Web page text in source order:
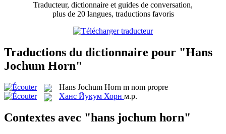
Traducteur, dictionnaire et guides de conversation,
plus de 20 langues, traductions favoris
Traductions du dictionnaire pour "Hans
Jochum Horn"
Hans Jochum Horn m nom propre
Ханс Йукум Хорн м.р.
Contextes avec "hans jochum horn"